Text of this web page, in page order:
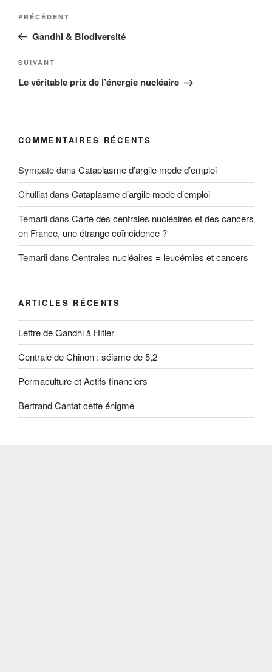
Navigation
l’article
Article
précédent
PRÉCÉDENT
Gandhi & Biodiversité
Article
suivant
SUIVANT
Le véritable prix de l’énergie nucléaire
COMMENTAIRES RÉCENTS
Sympatedans Cataplasme d’argile mode d’emploi
Chulliatdans Cataplasme d’argile mode d’emploi
Temariidans Carte des centrales nucléaires et des cancers
en France, une étrange coïncidence ?
Temariidans Centrales nucléaires = leucémies et cancers
ARTICLES RÉCENTS
Lettre de Gandhi à Hitler
Centrale de Chinon : séisme de 5,2
Permaculture et Actifs financiers
Bertrand Cantat cette énigme